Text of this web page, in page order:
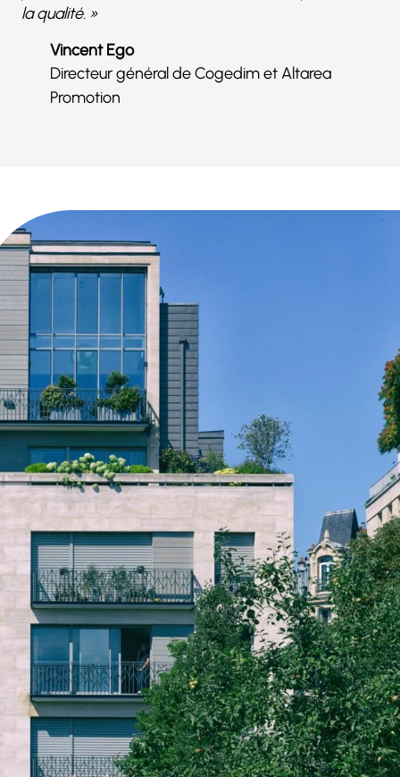
la qualité. »
Vincent Ego
Directeur général de Cogedim et Altarea
Promotion